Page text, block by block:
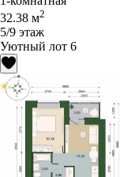
32.38 м2
5/9 этаж
Уютный лот 6